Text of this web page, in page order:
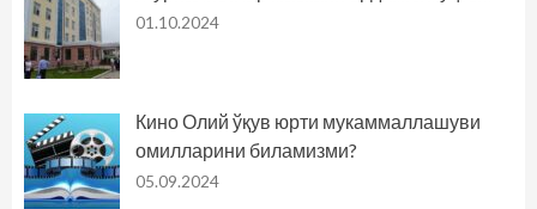
01.10.2024
Кино Олий ўқув юрти мукаммаллашуви
омилларини биламизми?
05.09.2024